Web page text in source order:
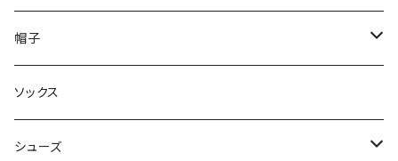
ダウン
ベスト
ハーフパンツ
デニムパンツ
帽子
ニット帽 / ビーニー
キャップ
ソックス
シューズ